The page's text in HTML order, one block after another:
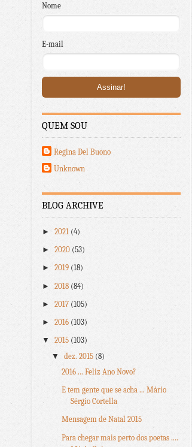
Nome
E-mail
QUEM SOU
Regina Del Buono
Unknown
BLOG ARCHIVE
►2021 (4)
►2020 (53)
►2019 (18)
►2018 (84)
►2017 (105)
►2016 (103)
▼2015 (103)
▼ dez. 2015 (8)
2016 ... Feliz Ano Novo?
E tem gente que se acha ... Mário
Sérgio Cortella
Mensagem de Natal 2015
Para chegar mais perto dos poetas ....